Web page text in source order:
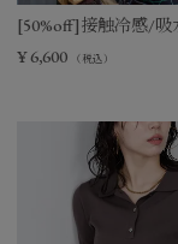
[50%off]接触冷感/吸
¥ 6,600 （税込）